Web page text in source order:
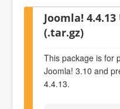
Joomla!
(.tar.gz)
This package is for
Joomla! 3.10 and
4.4.13.